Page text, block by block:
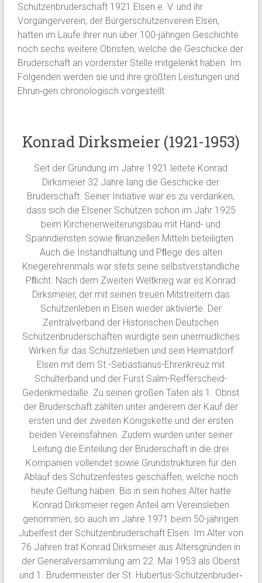
Schützenbruderschaft 1921 Elsen e. V. und ihr
Vorgängerverein, der Bürgerschützenverein Elsen,
hatten im Laufe ihrer nun über 100-jährigen Geschichte
noch sechs weitere Obristen, welche die Geschicke der
Bruderschaft an vorderster Stelle mitgelenkt haben. Im
Folgenden werden sie und ihre größten Leistungen und
Ehrun‐gen chronologisch vorgestellt.
Konrad Dirksmeier (1921-1953)
Seit der Gründung im Jahre 1921 leitete Konrad
Dirksmeier 32 Jahre lang die Geschicke der
Bruderschaft. Seiner Initiative war es zu verdanken,
dass sich die Elsener Schützen schon im Jahr 1925
beim Kirchenerweiterungsbau mit Hand- und
Spanndiensten sowie ﬁnanziellen Mitteln beteiligten.
Auch die Instandhaltung und Pﬂege des alten
Kriegerehrenmals war stets seine selbstverständliche
Pﬂicht. Nach dem Zweiten Weltkrieg war es Konrad
Dirksmeier, der mit seinen treuen Mitstreitern das
Schützenleben in Elsen wieder aktivierte. Der
Zentralverband der Historischen Deutschen
Schützenbruderschaften würdigte sein unermüdliches
Wirken für das Schützenleben und sein Heimatdorf
Elsen mit dem St.-Sebastianus-Ehrenkreuz mit
Schulterband und der Fürst Salm-Reifferscheid-
Gedenkmedaille. Zu seinen großen Taten als 1. Obrist
der Bruderschaft zählten unter anderem der Kauf der
ersten und der zweiten Königskette und der ersten
beiden Vereinsfahnen. Zudem wurden unter seiner
Leitung die Einteilung der Bruderschaft in die drei
Kompanien vollendet sowie Grundstrukturen für den
Ablauf des Schützenfestes geschaffen, welche noch
heute Geltung haben. Bis in sein hohes Alter hatte
Konrad Dirksmeier regen Anteil am Vereinsleben
genommen, so auch im Jahre 1971 beim 50-jährigen
Jubelfest der Schützenbruderschaft Elsen. Im Alter von
76 Jahren trat Konrad Dirksmeier aus Altersgründen in
der Generalversammlung am 22. Mai 1953 als Oberst
und 1. Brudermeister der St. Hubertus-Schützenbruder‐